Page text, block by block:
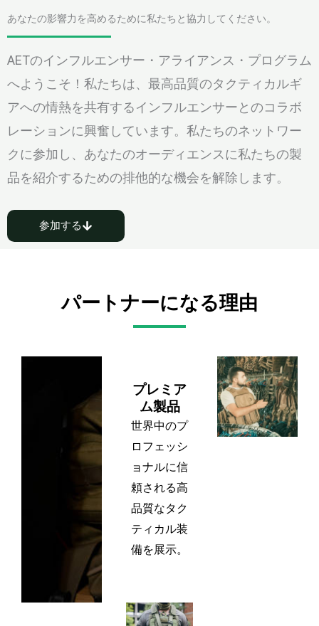
あなたの影響力を高めるために私たちと協力してください。
AETのインフルエンサー・アライアンス・プログラム
へようこそ！私たちは、最高品質のタクティカルギ
アへの情熱を共有するインフルエンサーとのコラボ
レーションに興奮しています。私たちのネットワー
クに参加し、あなたのオーディエンスに私たちの製
品を紹介するための排他的な機会を解除します。
参加する
パートナーになる理由
プレミア
ム製品
世界中のプ
ロフェッシ
ョナルに信
頼される高
品質なタク
ティカル装
備を展示。